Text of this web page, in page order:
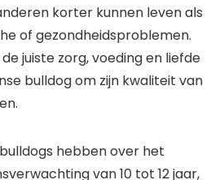
korter kunnen leven als
of gezondheidsproblemen.
juiste zorg, voeding en liefde
bulldog om zijn kwaliteit van
hebben over het
van 10 tot 12 jaar,